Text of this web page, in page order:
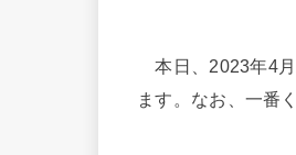
本日、2023年4月
ます。なお、一番